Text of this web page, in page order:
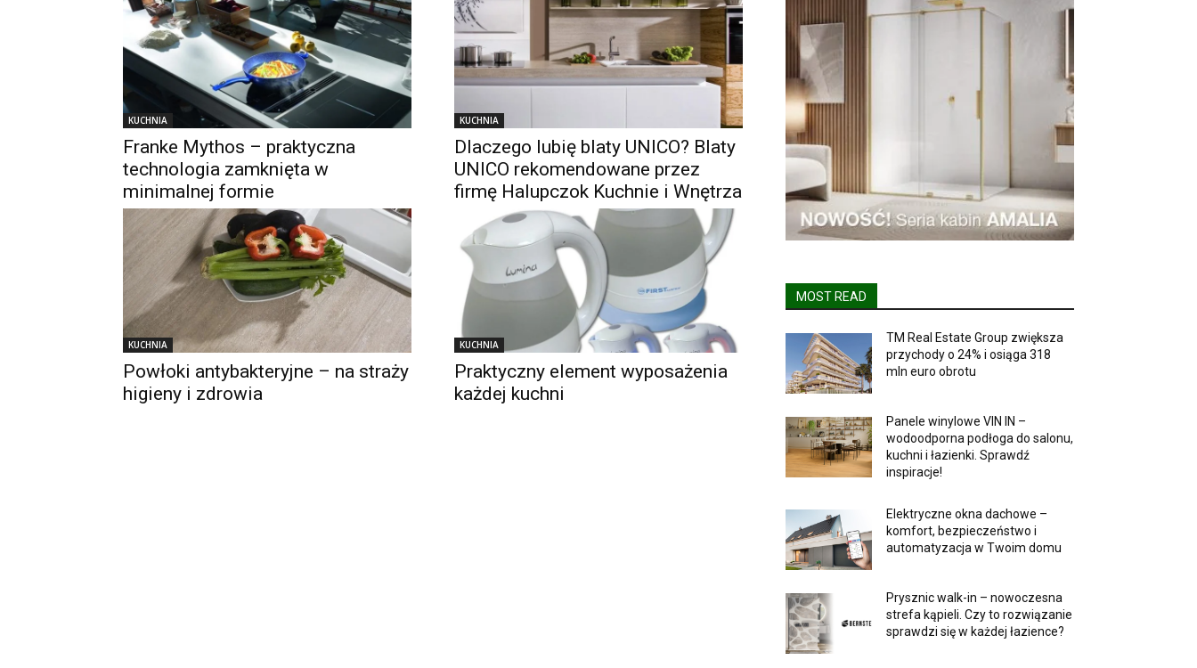
KUCHNIA
Franke Mythos – praktyczna
technologia zamknięta w
minimalnej formie
KUCHNIA
Dlaczego lubię blaty UNICO? Blaty
UNICO rekomendowane przez
firmę Halupczok Kuchnie i Wnętrza
KUCHNIA
Powłoki antybakteryjne – na straży
higieny i zdrowia
KUCHNIA
Praktyczny element wyposażenia
każdej kuchni
MOST READ
TM Real Estate Group zwiększa
przychody o 24% i osiąga 318
mln euro obrotu
Panele winylowe VIN IN –
wodoodporna podłoga do salonu,
kuchni i łazienki. Sprawdź
inspiracje!
Elektryczne okna dachowe –
komfort, bezpieczeństwo i
automatyzacja w Twoim domu
Prysznic walk-in – nowoczesna
strefa kąpieli. Czy to rozwiązanie
sprawdzi się w każdej łazience?